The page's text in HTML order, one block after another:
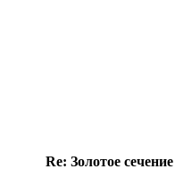
Re: Золотое сечение